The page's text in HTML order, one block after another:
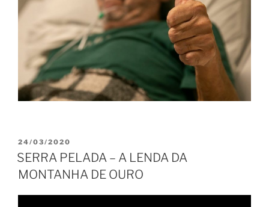
PUBLICADO
EM
24/03/2020
SERRA PELADA – A LENDA DA
MONTANHA DE OURO